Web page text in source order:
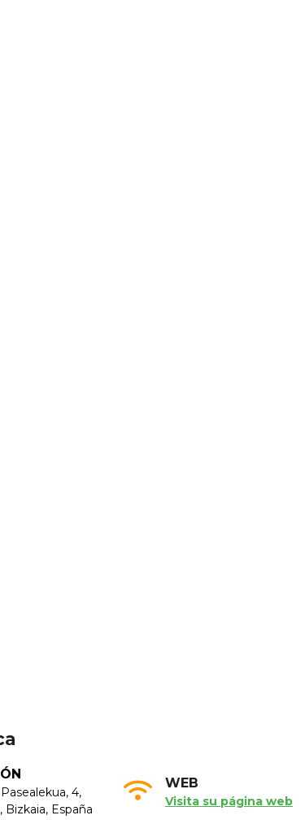
4,
España
WEB
Visita su página web